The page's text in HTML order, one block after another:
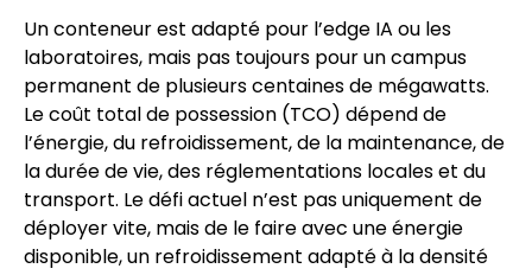
Un conteneur est adapté pour l’edge IA ou les
laboratoires, mais pas toujours pour un campus
permanent de plusieurs centaines de mégawatts.
Le coût total de possession (TCO) dépend de
l’énergie, du refroidissement, de la maintenance, de
la durée de vie, des réglementations locales et du
transport. Le défi actuel n’est pas uniquement de
déployer vite, mais de le faire avec une énergie
disponible, un refroidissement adapté à la densité